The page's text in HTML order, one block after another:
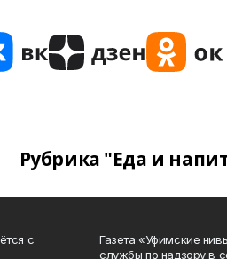
Рубрика "Еда и
с
Газета «Уфимские
службы по надзору в